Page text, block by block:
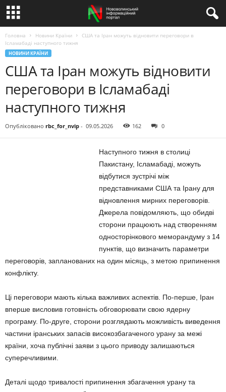
Головна Новини Країни
США та Іран можуть відновити переговори в
Ісламабаді наступного тижня
НОВИНИ КРАЇНИ
США та Іран можуть відновити
переговори в Ісламабаді
наступного тижня
Опубліковано rbc_for_nvip - 09.05.2026 162 0
Наступного тижня в столиці
Пакистану, Ісламабаді, можуть
відбутися зустрічі між
представниками США та Ірану для
відновлення мирних переговорів.
Джерела повідомляють, що обидві
сторони працюють над створенням
односторінкового меморандуму з 14
пунктів, що визначить параметри
переговорів, запланованих на один місяць, з метою припинення
конфлікту.
Ці переговори мають кілька важливих аспектів. По-перше, Іран
вперше висловив готовність обговорювати свою ядерну
програму. По-друге, сторони розглядають можливість виведення
частини іранських запасів високозбагаченого урану за межі
країни, хоча публічні заяви з цього приводу залишаються
суперечливими.
Деталі щодо тривалості припинення збагачення урану та